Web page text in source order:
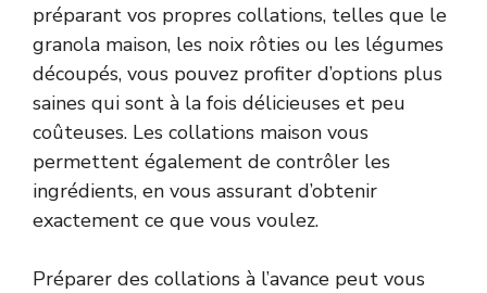
préparant vos propres collations, telles que le
granola maison, les noix rôties ou les légumes
découpés, vous pouvez profiter d’options plus
saines qui sont à la fois délicieuses et peu
coûteuses. Les collations maison vous
permettent également de contrôler les
ingrédients, en vous assurant d’obtenir
exactement ce que vous voulez.
Préparer des collations à l’avance peut vous